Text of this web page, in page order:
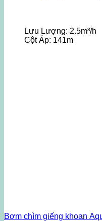
Lưu Lượng: 2.5m³/h
Cột Áp: 141m
Bơm chìm giếng khoan